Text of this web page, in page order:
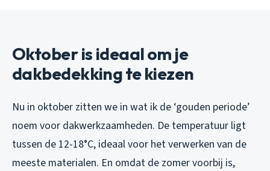
Oktober is ideaal om je
dakbedekking te kiezen
Nu in oktober zitten we in wat ik de ‘gouden periode’
noem voor dakwerkzaamheden. De temperatuur ligt
tussen de 12-18°C, ideaal voor het verwerken van de
meeste materialen. En omdat de zomer voorbij is,